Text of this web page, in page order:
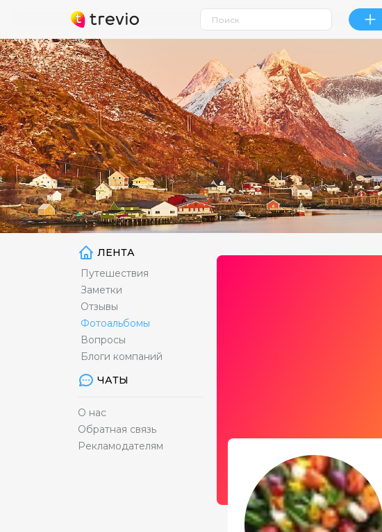
ЛЕНТА
Путешествия
Заметки
Отзывы
Фотоальбомы
Вопросы
Блоги компаний
ЧАТЫ
О нас
Обратная связь
Рекламодателям